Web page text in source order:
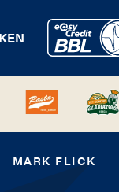
MARK FLICK